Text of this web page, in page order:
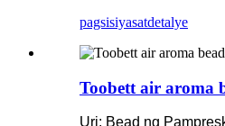
pagsisiyasatdetalye
Toobett air aroma
Uri: Bead ng